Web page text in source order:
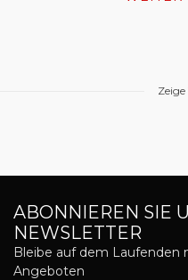
Zeige
ABONNIEREN SIE
NEWSLETTER
Bleibe auf dem
Angeboten